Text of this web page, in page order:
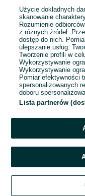
Użycie dokładnych
skanowanie
Rozumienie
z różnych źródeł.
dostęp do nich.
ulepszanie usług.
Tworzenie profili w
Wykorzystywanie
Wykorzystywanie
Pomiar efektywności
spersonalizowanych
doboru
Lista partnerów